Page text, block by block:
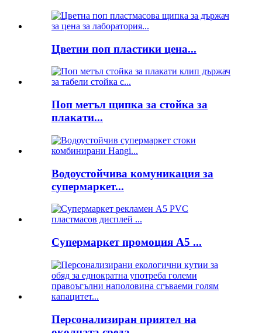
Цветни поп пластики цена...
Поп метъл щипка за стойка за
плакати...
Водоустойчива комуникация за
супермаркет...
Супермаркет промоция A5 ...
Персонализиран приятел на